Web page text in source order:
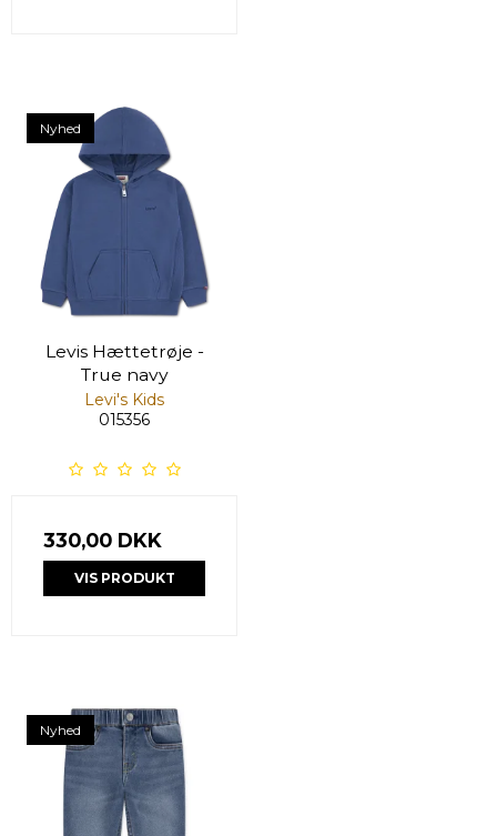
Nyhed
Levis Hættetrøje -
True navy
Levi's Kids
015356
330,00 DKK
VIS PRODUKT
Nyhed